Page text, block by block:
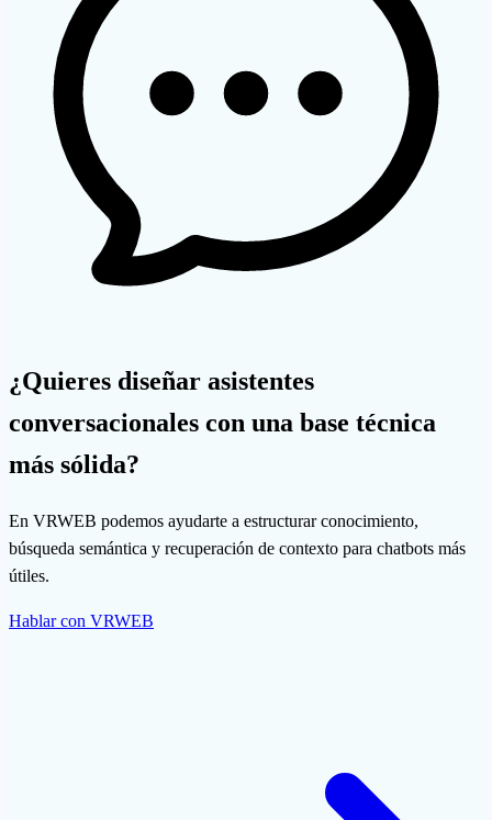
¿Quieres diseñar asistentes
conversacionales con una base técnica
más sólida?
En VRWEB podemos ayudarte a estructurar conocimiento,
búsqueda semántica y recuperación de contexto para chatbots más
útiles.
Hablar con VRWEB